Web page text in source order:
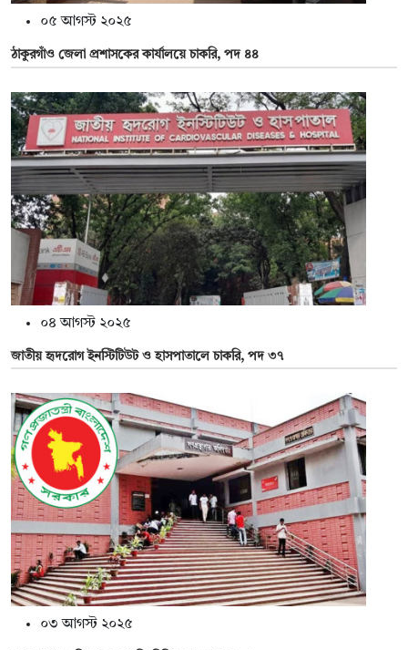
০৫ আগস্ট ২০২৫
ঠাকুরগাঁও জেলা প্রশাসকের কার্যালয়ে চাকরি, পদ ৪৪
০৪ আগস্ট ২০২৫
জাতীয় হৃদরোগ ইনস্টিটিউট ও হাসপাতালে চাকরি, পদ ৩৭
০৩ আগস্ট ২০২৫